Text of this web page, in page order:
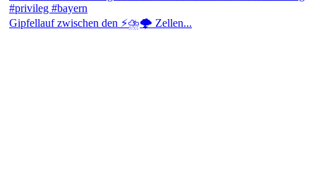
Gipfellauf zwischen den ⚡⛈️🌩️ Zellen...